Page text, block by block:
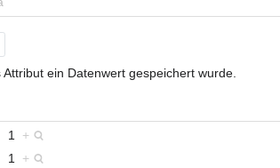
ein Datenwert gespeichert wurde.
1 +
1 +